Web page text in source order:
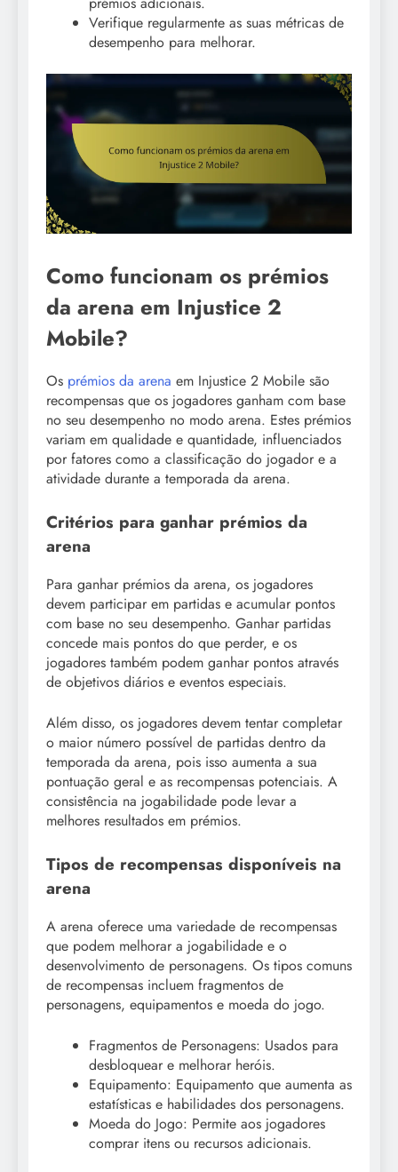
Verifique regularmente as suas métricas de
desempenho para melhorar.
Como funcionam os prémios
da arena em Injustice 2
Mobile?
Os prémios da arena em Injustice 2 Mobile são
recompensas que os jogadores ganham com base
no seu desempenho no modo arena. Estes prémios
variam em qualidade e quantidade, influenciados
por fatores como a classificação do jogador e a
atividade durante a temporada da arena.
Critérios para ganhar prémios da
arena
Para ganhar prémios da arena, os jogadores
devem participar em partidas e acumular pontos
com base no seu desempenho. Ganhar partidas
concede mais pontos do que perder, e os
jogadores também podem ganhar pontos através
de objetivos diários e eventos especiais.
Além disso, os jogadores devem tentar completar
o maior número possível de partidas dentro da
temporada da arena, pois isso aumenta a sua
pontuação geral e as recompensas potenciais. A
consistência na jogabilidade pode levar a
melhores resultados em prémios.
Tipos de recompensas disponíveis na
arena
A arena oferece uma variedade de recompensas
que podem melhorar a jogabilidade e o
desenvolvimento de personagens. Os tipos comuns
de recompensas incluem fragmentos de
personagens, equipamentos e moeda do jogo.
Fragmentos de Personagens: Usados para
desbloquear e melhorar heróis.
Equipamento: Equipamento que aumenta as
estatísticas e habilidades dos personagens.
Moeda do Jogo: Permite aos jogadores
comprar itens ou recursos adicionais.